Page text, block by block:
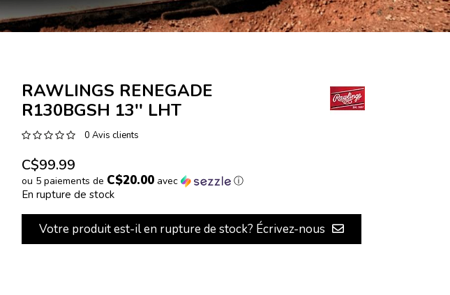
RAWLINGS RENEGADE
R130BGSH 13'' LHT
0 Avis clients
C$99.99
ou 5 paiements de C$20.00avec ⓘ
En rupture de stock
Votre produit est-il en rupture de stock? Écrivez-nous